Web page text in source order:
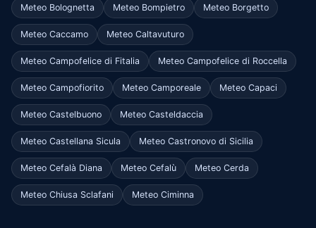
Meteo Bolognetta Meteo Bompietro Meteo Borgetto
Meteo Caccamo Meteo Caltavuturo
Meteo Campofelice di Fitalia Meteo Campofelice di Roccella
Meteo Campofiorito Meteo Camporeale Meteo Capaci
Meteo Castelbuono Meteo Casteldaccia
Meteo Castellana Sicula Meteo Castronovo di Sicilia
Meteo Cefalà Diana Meteo Cefalù Meteo Cerda
Meteo Chiusa Sclafani Meteo Ciminna